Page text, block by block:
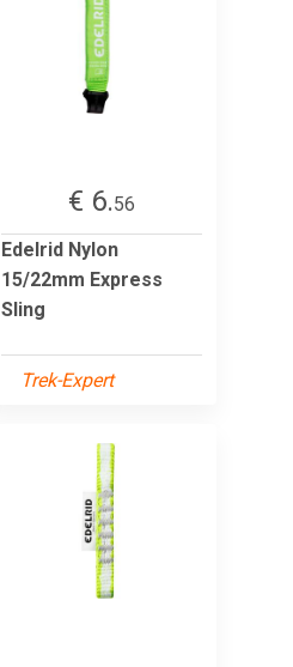
€ 6.56
Edelrid Nylon
15/22mm Express
Sling
Trek-Expert